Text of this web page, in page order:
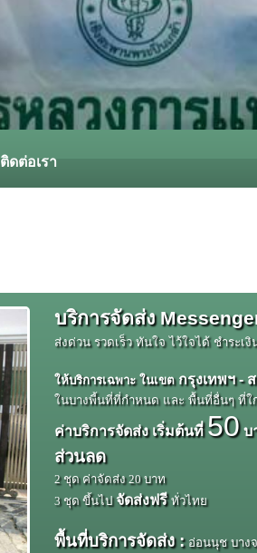
ติดต่อเรา
บริการจัดส่ง
ส่งด่วน รวดเร็ว ทันใจ ไว้ใจได้ ชำระเงิ
ให้บริการเฉพาะ ในเขต กรุงเทพฯ -
ในบางพี้นที่ที่กำหนด และ พื้นที่อื่นๆ ที่ใ
ค่าบริการจัดส่ง เริ่มต้นที่ 50 บ
ส่วนลด
2 ชุด ค่าจัดส่ง 20 บาท
3 ชุด ขึ้นไป จัดส่งฟรี ทั่วไทย
พื้นที่บริการจัดส่ง : อ่อนนุช บาง